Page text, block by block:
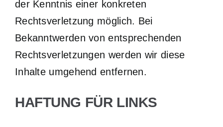
der Kenntnis einer konkreten
Rechtsverletzung möglich. Bei
Bekanntwerden von entsprechenden
Rechtsverletzungen werden wir diese
Inhalte umgehend entfernen.
HAFTUNG FÜR LINKS